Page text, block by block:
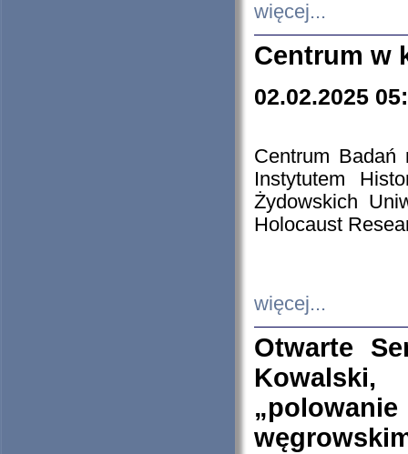
więcej...
Centrum w
02.02.2025
Centrum Badań
Instytutem
Żydowskich
Holocaust
więcej...
Otwarte